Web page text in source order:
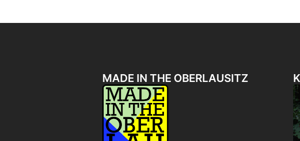
MADE IN THE OBERLAUSITZ